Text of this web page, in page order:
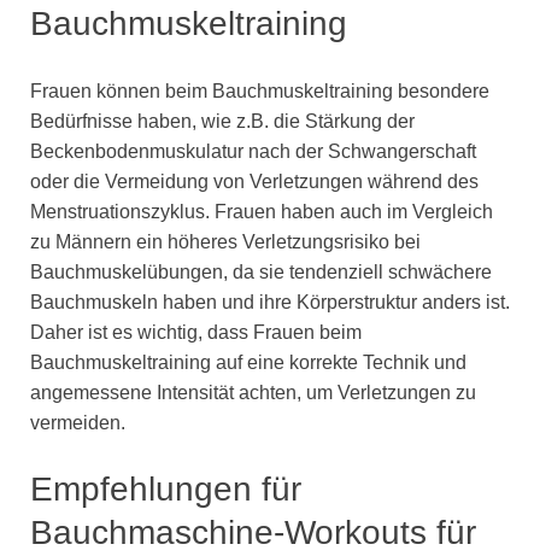
Bauchmuskeltraining
Frauen können beim Bauchmuskeltraining besondere
Bedürfnisse haben, wie z.B. die Stärkung der
Beckenbodenmuskulatur nach der Schwangerschaft
oder die Vermeidung von Verletzungen während des
Menstruationszyklus. Frauen haben auch im Vergleich
zu Männern ein höheres Verletzungsrisiko bei
Bauchmuskelübungen, da sie tendenziell schwächere
Bauchmuskeln haben und ihre Körperstruktur anders ist.
Daher ist es wichtig, dass Frauen beim
Bauchmuskeltraining auf eine korrekte Technik und
angemessene Intensität achten, um Verletzungen zu
vermeiden.
Empfehlungen für
Bauchmaschine-Workouts für